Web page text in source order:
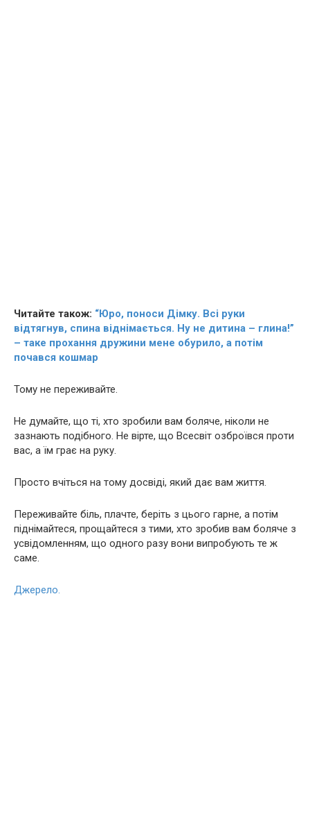
Читайте також: “Юро, поноси Дімку. Всі руки
відтягнув, спина віднімається. Ну не дитина – глина!”
– таке прохання дружини мене обурило, а потім
почався кoшмaр
Тому не переживайте.
Не думайте, що ті, хто зробили вам боляче, ніколи не
зазнають подібного. Не вірте, що Всесвіт озброївся проти
вас, а їм грає на руку.
Просто вчіться на тому досвіді, який дає вам життя.
Переживайте бiль, плачте, беріть з цього гарне, а потім
піднімайтеся, прощайтеся з тими, хто зробив вам боляче з
усвідомленням, що одного разу вони випробують те ж
саме.
Джерело.